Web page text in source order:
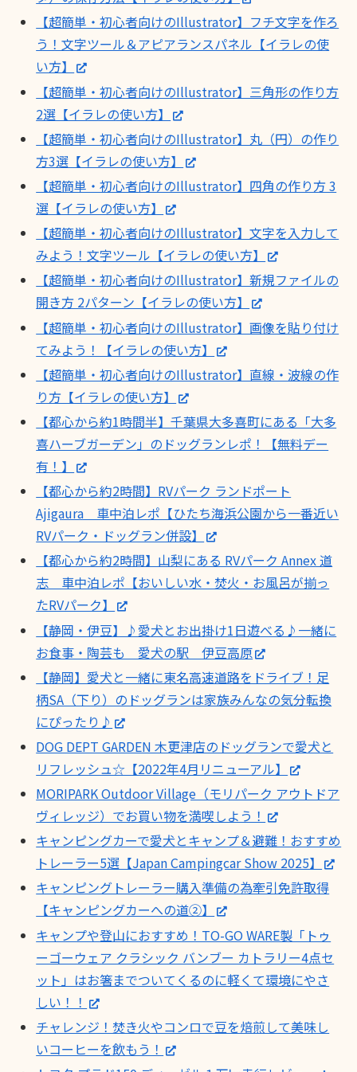
【超簡単・初心者向けのIllustrator】フチ文字を作ろ
う！文字ツール＆アピアランスパネル【イラレの使
い方】
【超簡単・初心者向けのIllustrator】三角形の作り方
2選【イラレの使い方】
【超簡単・初心者向けのIllustrator】丸（円）の作り
方3選【イラレの使い方】
【超簡単・初心者向けのIllustrator】四角の作り方 3
選【イラレの使い方】
【超簡単・初心者向けのIllustrator】文字を入力して
みよう！文字ツール【イラレの使い方】
【超簡単・初心者向けのIllustrator】新規ファイルの
開き方 2パターン【イラレの使い方】
【超簡単・初心者向けのIllustrator】画像を貼り付け
てみよう！【イラレの使い方】
【超簡単・初心者向けのIllustrator】直線・波線の作
り方【イラレの使い方】
【都心から約1時間半】千葉県大多喜町にある「大多
喜ハーブガーデン」のドッグランレポ！【無料デー
有！】
【都心から約2時間】RVパーク ランドポート
Ajigaura 車中泊レポ【ひたち海浜公園から一番近い
RVパーク・ドッグラン併設】
【都心から約2時間】山梨にある RVパーク Annex 道
志 車中泊レポ【おいしい水・焚火・お風呂が揃っ
たRVパーク】
【静岡・伊豆】♪愛犬とお出掛け1日遊べる♪一緒に
お食事・陶芸も 愛犬の駅 伊豆高原
【静岡】愛犬と一緒に東名高速道路をドライブ！足
柄SA（下り）のドッグランは家族みんなの気分転換
にぴったり♪
DOG DEPT GARDEN 木更津店のドッグランで愛犬と
リフレッシュ☆【2022年4月リニューアル】
MORIPARK Outdoor Village（モリパーク アウトドア
ヴィレッジ）でお買い物を満喫しよう！
キャンピングカーで愛犬とキャンプ＆避難！おすすめ
トレーラー5選【Japan Campingcar Show 2025】
キャンピングトレーラー購入準備の為牽引免許取得
【キャンピングカーへの道②】
キャンプや登山におすすめ！TO-GO WARE製「トゥ
ーゴーウェア クラシック バンブー カトラリー4点セ
ット」はお箸までついてくるのに軽くて環境にやさ
しい！！
チャレンジ！焚き火やコンロで豆を焙煎して美味し
いコーヒーを飲もう！